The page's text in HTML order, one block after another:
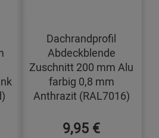
Dachrandprofil
Abdeckblende
Zuschnitt 200 mm Alu
farbig 0,8 mm
Anthrazit (RAL7016)
9,95 €